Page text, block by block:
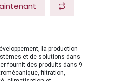
la production
et de solutions dans
fournit des produits dans 9
filtration,